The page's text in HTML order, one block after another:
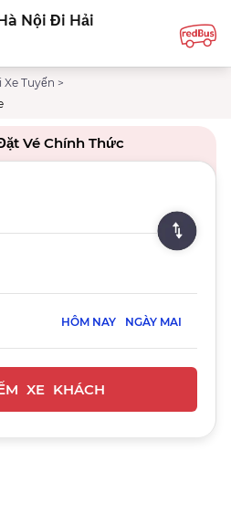
Nội Đi Hải
Xe Tuyến >
Vé Chính Thức
HÔM NAY NGÀY MAI
XE KHÁCH